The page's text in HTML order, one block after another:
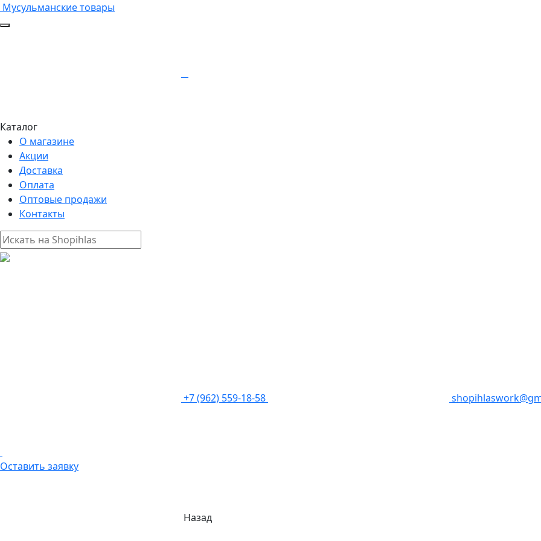
Мусульманские товары
Каталог
О магазине
Акции
Доставка
Оплата
Оптовые продажи
Контакты
+7 (962) 559-18-58
Оставить заявку
Назад